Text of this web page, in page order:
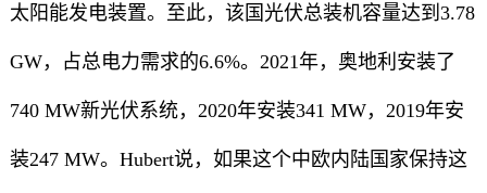
太阳能发电装置。至此，该国光伏总装机容量达到3.78
GW，占总电力需求的6.6%。2021年，奥地利安装了
740 MW新光伏系统，2020年安装341 MW，2019年安
装247 MW。Hubert说，如果这个中欧内陆国家保持这